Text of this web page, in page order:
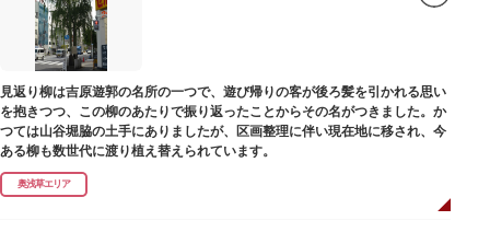
見返り柳は吉原遊郭の名所の一つで、遊び帰りの客が後ろ髪を引かれる思い
を抱きつつ、この柳のあたりで振り返ったことからその名がつきました。か
つては山谷堀脇の土手にありましたが、区画整理に伴い現在地に移され、今
ある柳も数世代に渡り植え替えられています。
奥浅草エリア